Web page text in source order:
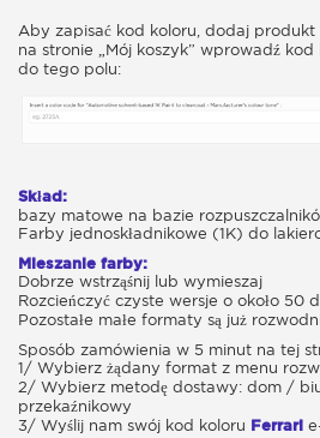
Aby zapisać kod koloru, dodaj produkt
na stronie „Mój koszyk” wprowadź
do tego polu:
Skład:
bazy matowe na bazie
Farby jednoskładnikowe (1K) do
Mieszanie farby:
Dobrze wstrząśnij lub wymieszaj
Rozcieńczyć czyste wersje o około 50
Pozostałe małe formaty są już
Sposób zamówienia w 5 minut na tej
1/ Wybierz żądany format z menu
2/ Wybierz metodę dostawy: dom /
przekaźnikowy
3/ Wyślij nam swój kod koloru Ferrari